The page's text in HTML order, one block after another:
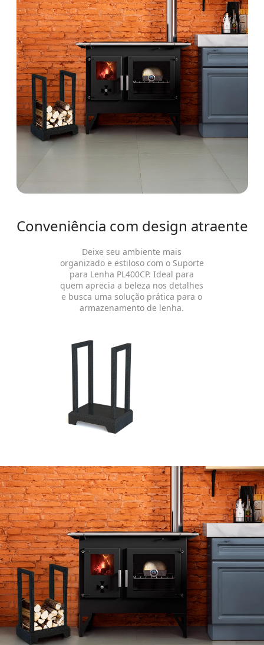
Conveniência com design atraente
Deixe seu ambiente mais
organizado e estiloso com o Suporte
para Lenha PL400CP. Ideal para
quem aprecia a beleza nos detalhes
e busca uma solução prática para o
armazenamento de lenha.